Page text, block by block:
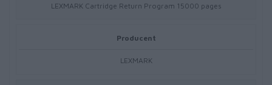
LEXMARK Cartridge Return Program 15000 pages
Producent
LEXMARK